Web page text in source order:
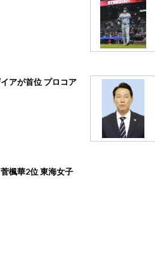
アが首位 プロコア
楓華2位 東海女子